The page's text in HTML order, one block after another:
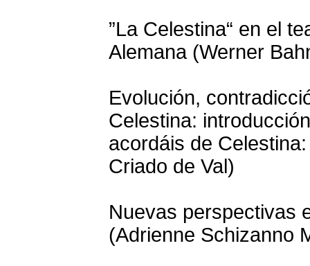
”La Celestina“ en el
Alemana (Werner
Evolución,
Celestina:
acordáis de
Criado de Val)
Nuevas perspectivas
(Adrienne Schizanno